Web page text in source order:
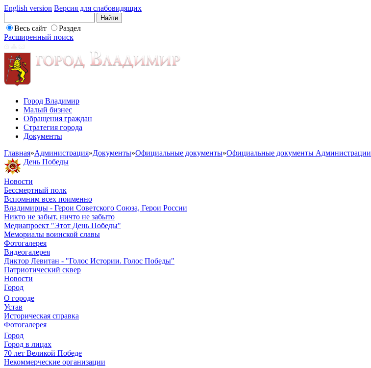
English version Версия для слабовидящих
Весь сайт
Раздел
Расширенный поиск
Город Владимир
Малый бизнес
Обращения граждан
Стратегия города
Документы
Главная»Администрация»Документы»Официальные документы»Официальные документы Администрации
День Победы
Новости
Бессмертный полк
Вспомним всех поименно
Владимирцы - Герои Советского Союза, Герои России
Никто не забыт, ничто не забыто
Медиапроект "Этот День Победы"
Мемориалы воинской славы
Фотогалерея
Видеогалерея
Диктор Левитан - "Голос Истории. Голос Победы"
Патриотический сквер
Новости
Город
О городе
Устав
Историческая справка
Фотогалерея
Город
Город в лицах
70 лет Великой Победе
Некоммерческие организации